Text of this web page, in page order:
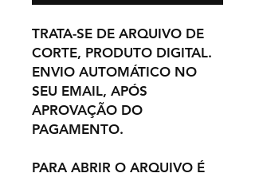
TRATA-SE DE ARQUIVO DE
CORTE, PRODUTO DIGITAL.
ENVIO AUTOMÁTICO NO
SEU EMAIL, APÓS
APROVAÇÃO DO
PAGAMENTO.
PARA ABRIR O ARQUIVO É